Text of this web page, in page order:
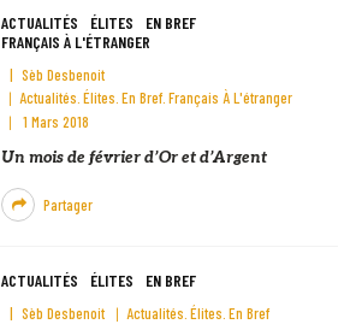
ACTUALITÉS ÉLITES
EN BREF
FRANÇAIS À L'ÉTRANGER
Sèb Desbenoit
Actualités Élites En Bref Français À L'étranger
1 Mars 2018
Un mois de février d’Or et d’Argent
Partager
ACTUALITÉS ÉLITES EN BREF
Sèb Desbenoit Actualités Élites En Bref